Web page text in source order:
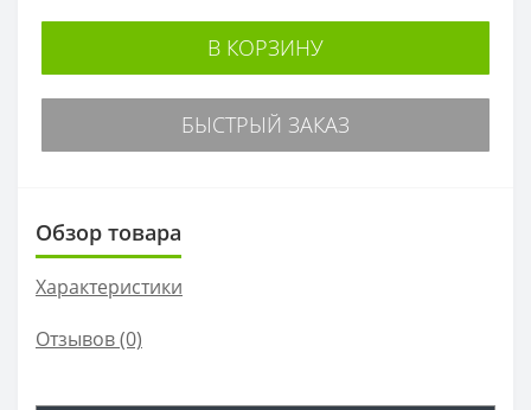
В КОРЗИНУ
БЫСТРЫЙ ЗАКАЗ
Обзор товара
Характеристики
Отзывов (0)